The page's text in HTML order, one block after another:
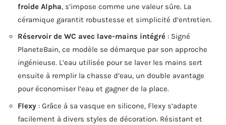
froide Alpha, s’impose comme une valeur sûre. La
céramique garantit robustesse et simplicité d’entretien.
Réservoir de WC avec lave-mains intégré : Signé
PlaneteBain, ce modèle se démarque par son approche
ingénieuse. L’eau utilisée pour se laver les mains sert
ensuite à remplir la chasse d’eau, un double avantage
pour économiser l’eau et gagner de la place.
Flexy : Grâce à sa vasque en silicone, Flexy s’adapte
facilement à divers styles de décoration. Résistant et